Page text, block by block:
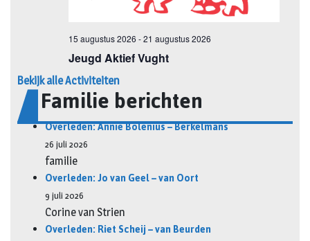
Bekijk alle Activiteiten
Familie berichten
Overleden: Annie Bolenius – Berkelmans
26 juli 2026
familie
Overleden: Jo van Geel – van Oort
9 juli 2026
Corine van Strien
Overleden: Riet Scheij – van Beurden